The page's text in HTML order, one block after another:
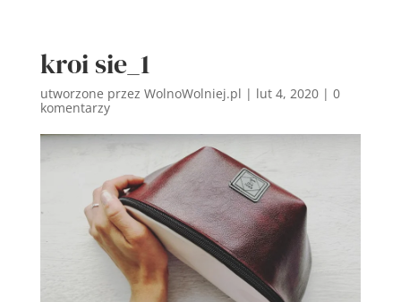
kroi sie_1
utworzone przez WolnoWolniej.pl | lut 4, 2020| 0
komentarzy